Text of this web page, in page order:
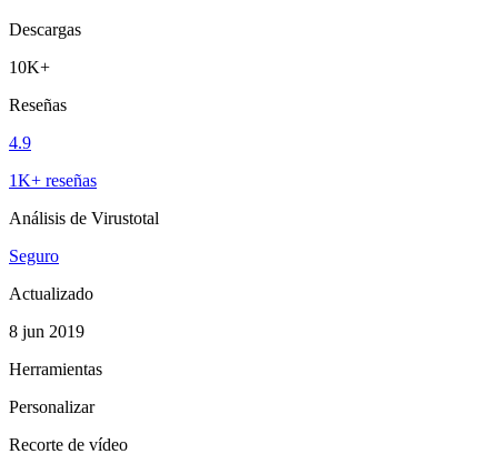
Descargas
10K+
Reseñas
4.9
1K+ reseñas
Análisis de Virustotal
Seguro
Actualizado
8 jun 2019
Herramientas
Personalizar
Recorte de vídeo